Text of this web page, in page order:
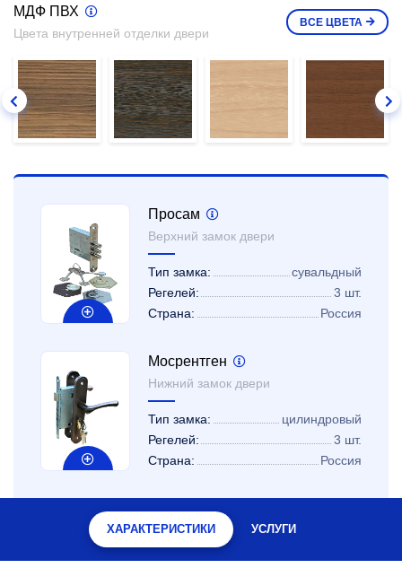
МДФ ПВХ
Цвета внутренней отделки двери
ВСЕ ЦВЕТА
Просам
Верхний замок двери
Тип замка:
сувальдный
Регелей:
3 шт.
Страна:
Россия
Мосрентген
Нижний замок двери
Тип замка:
цилиндровый
Регелей:
3 шт.
Страна:
Россия
ХАРАКТЕРИСТИКИ УСЛУГИ